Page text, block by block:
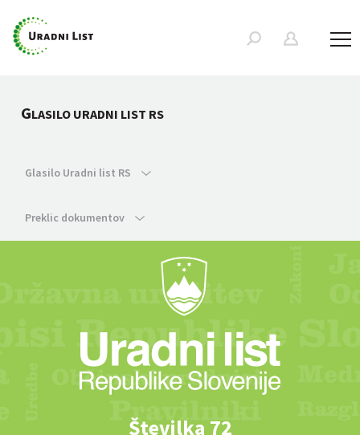
GLASILO URADNI LIST RS
Glasilo Uradni list RS
Preklic dokumentov
Številka 72